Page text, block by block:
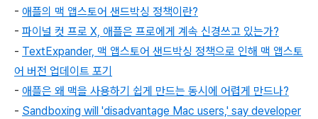
- 애플의 맥 앱스토어 샌드박싱 정책이란?
- 파이널 컷 프로 X, 애플은 프로에게 계속 신경쓰고 있는가?
- TextExpander, 맥 앱스토어 샌드박싱 정책으로 인해 맥 앱스토
어 버전 업데이트 포기
- 애플은 왜 맥을 사용하기 쉽게 만드는 동시에 어렵게 만드나?
- Sandboxing will 'disadvantage Mac users,' say developer